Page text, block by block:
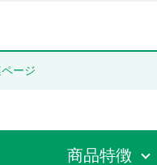
ージ
商品特徴